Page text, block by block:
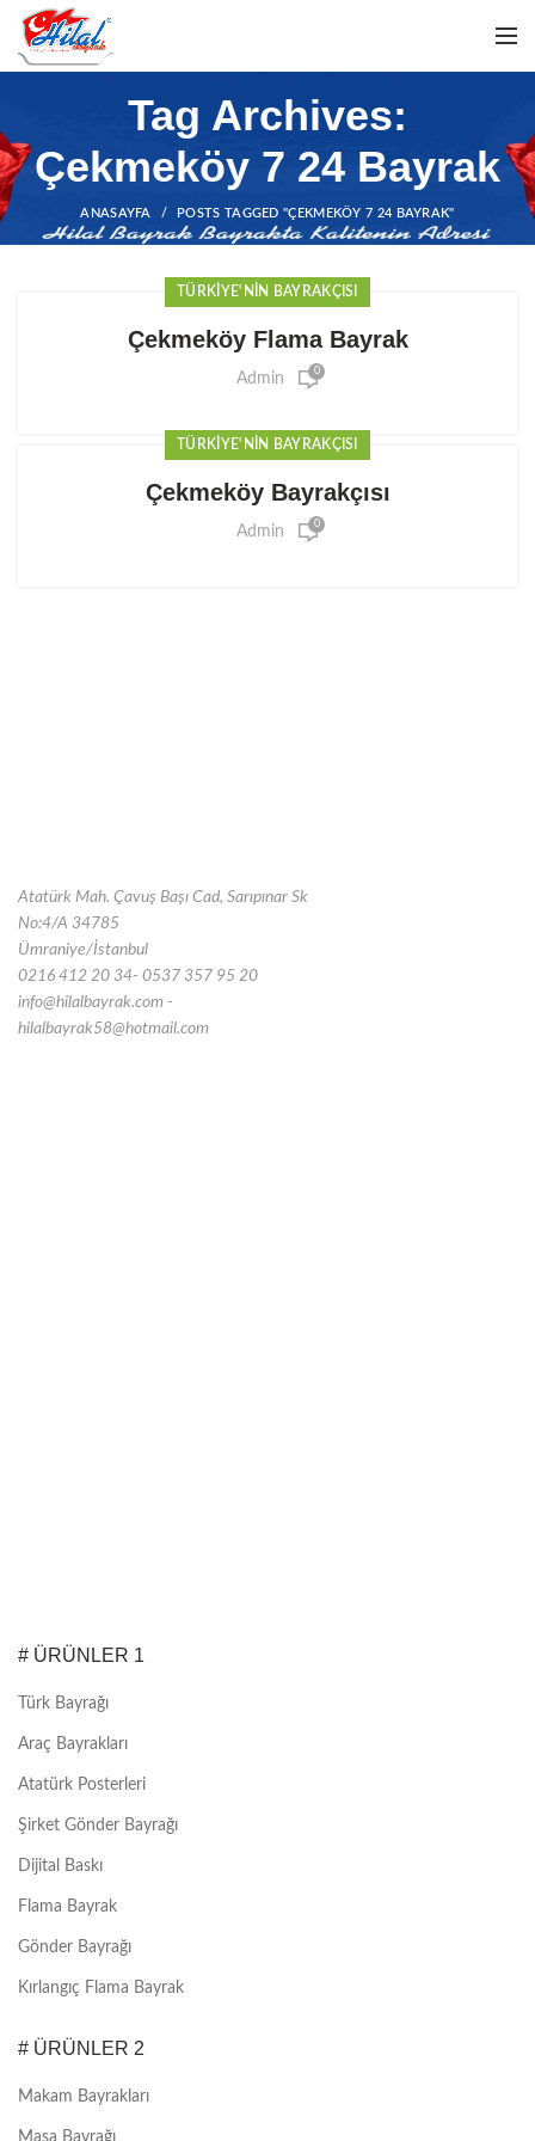
Tag Archives:
Çekmeköy 7 24 Bayrak
ANASAYFA POSTS TAGGED "ÇEKMEKÖY 7 24 BAYRAK"
TÜRKIYE'NIN BAYRAKÇISI
Çekmeköy Flama Bayrak
Admin 0
TÜRKIYE'NIN BAYRAKÇISI
Çekmeköy Bayrakçısı
Admin 0
Atatürk Mah. Çavuş Başı Cad, Sarıpınar Sk
No:4/A 34785
Ümraniye/İstanbul
0216 412 20 34- 0537 357 95 20
info@hilalbayrak.com -
hilalbayrak58@hotmail.com
# ÜRÜNLER 1
Türk Bayrağı
Araç Bayrakları
Atatürk Posterleri
Şirket Gönder Bayrağı
Dijital Baskı
Flama Bayrak
Gönder Bayrağı
Kırlangıç Flama Bayrak
# ÜRÜNLER 2
Makam Bayrakları
Masa Bayrağı